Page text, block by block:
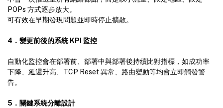
POPs 方式逐步放大。
可有效在早期發現問題並即時停止擴散。
4．變更前後的系統 KPI 監控
自動化監控會在部署前、部署中與部署後持續比對指標，如成功率
下降、延遲升高、TCP Reset 異常、路由變動等均會立即觸發警
告。
5 ． 關鍵系統分離設計